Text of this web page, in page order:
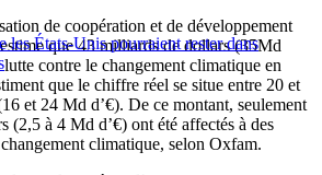
les États-Unis pourraient rester dans
de coopération et de développement
que 43 milliards de dollars (35Md
lutte contre le changement climatique en
que le chiffre réel se situe entre 20 et
et 24 Md d’€). De ce montant, seulement
(2,5 à 4 Md d’€) ont été affectés à des
climatique, selon Oxfam.